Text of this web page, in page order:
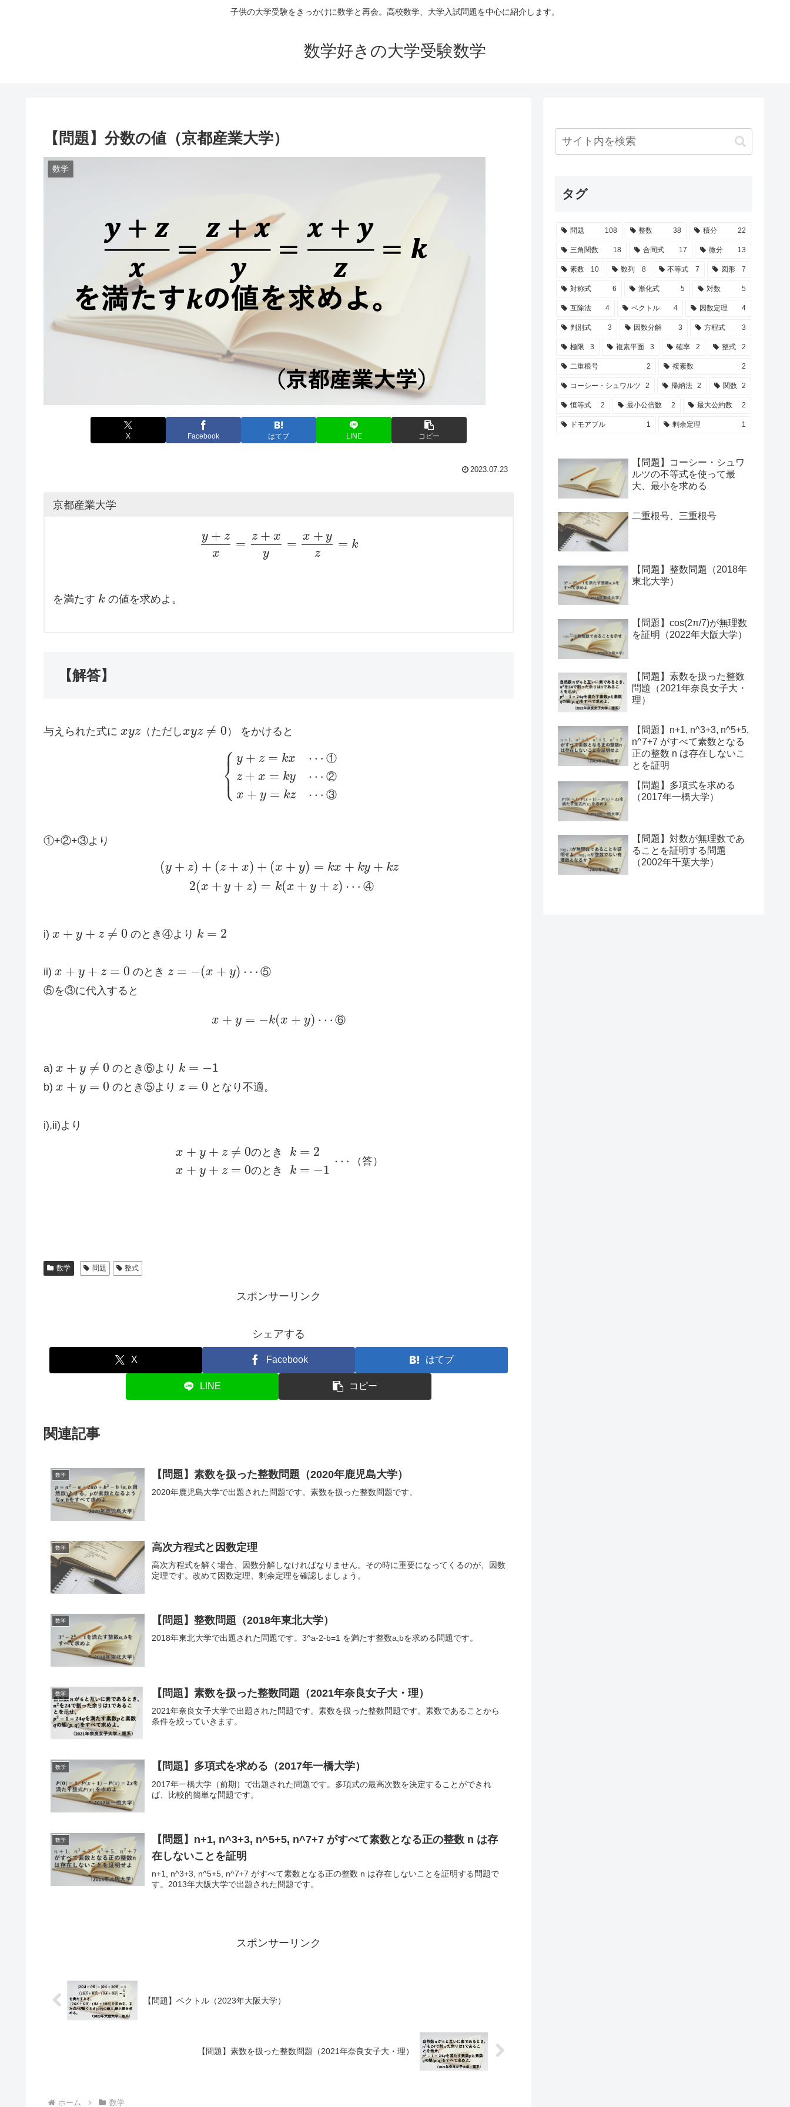
子供の大学受験をきっかけに数学と再会。高校数学、大学入試問題を中心に紹介します。
数学好きの大学受験数学
【問題】分数の値（京都産業大学）
数学
X Facebook はてブ LINE コピー
2023.07.23
京都産業大学
y + z
x
=
z + x
y
=
x + y
z
= k
を満たす k の値を求めよ。
【解答】
与えられた式に xyz（ ただ しxyz ≠ 0 ） をかけると
⎧
⎩
⎨⎪
⎪
y + z = kx
z + x = ky
x + y = kz
⋯ ①
⋯ ②
⋯ ③
①+②+③より
(y + z) + (z + x) + (x + y) = kx + ky + kz
2(x + y + z) = k(x + y + z) ⋯ ④
i) x + y + z ≠ 0 のとき④より k = 2
ii) x + y + z = 0 のとき z = −(x + y) ⋯ ⑤
⑤を③に代入すると
x + y = −k(x + y) ⋯ ⑥
a) x + y ≠ 0 のとき⑥より k = −1
b) x + y = 0 のとき⑤より z = 0 となり不適。
i),ii)より
x + y + z ≠ 0のと き
x + y + z = 0のと き
k = 2
k = −1
⋯ （答）
数学 問題 整式
スポンサーリンク
シェアする
X Facebook はてブ
LINE コピー
関連記事
数学 【問題】素数を扱った整数問題（2020年鹿児島大学）
2020年鹿児島大学で出題された問題です。素数を扱った整数問題です。
数学 高次方程式と因数定理
高次方程式を解く場合、因数分解しなければなりません。その時に重要になってくるのが、因数
定理です。改めて因数定理、剰余定理を確認しましょう。
数学 【問題】整数問題（2018年東北大学）
2018年東北大学で出題された問題です。3^a-2-b=1 を満たす整数a,bを求める問題です。
数学 【問題】素数を扱った整数問題（2021年奈良女子大・理）
2021年奈良女子大学で出題された問題です。素数を扱った整数問題です。素数であることから
条件を絞っていきます。
数学 【問題】多項式を求める（2017年一橋大学）
2017年一橋大学（前期）で出題された問題です。多項式の最高次数を決定することができれ
ば、比較的簡単な問題です。
数学
【問題】n+1, n^3+3, n^5+5, n^7+7 がすべて素数となる正の整数 n は存
在しないことを証明
n+1, n^3+3, n^5+5, n^7+7 がすべて素数となる正の整数 n は存在しないことを証明する問題で
す。2013年大阪大学で出題された問題です。
スポンサーリンク
【問題】ベクトル（2023年大阪大学）
【問題】素数を扱った整数問題（2021年奈良女子大・理）
ホーム 数学
タグ
問題 108 整数 38 積分 22
三角関数 18 合同式 17 微分 13
素数 10 数列 8 不等式 7 図形 7
対称式 6 漸化式 5 対数 5
互除法 4 ベクトル 4 因数定理 4
判別式 3 因数分解 3 方程式 3
極限 3 複素平面 3 確率 2 整式 2
二重根号 2 複素数 2
コーシー・シュワルツ 2 帰納法 2 関数 2
恒等式 2 最小公倍数 2 最大公約数 2
ドモアブル 1 剰余定理 1
【問題】コーシー・シュワ
ルツの不等式を使って最
大、最小を求める
二重根号、三重根号
【問題】整数問題（2018年
東北大学）
【問題】cos(2π/7)が無理数
を証明（2022年大阪大学）
【問題】素数を扱った整数
問題（2021年奈良女子大・
理）
【問題】n+1, n^3+3, n^5+5,
n^7+7 がすべて素数となる
正の整数 n は存在しないこ
とを証明
【問題】多項式を求める
（2017年一橋大学）
【問題】対数が無理数であ
ることを証明する問題
（2002年千葉大学）